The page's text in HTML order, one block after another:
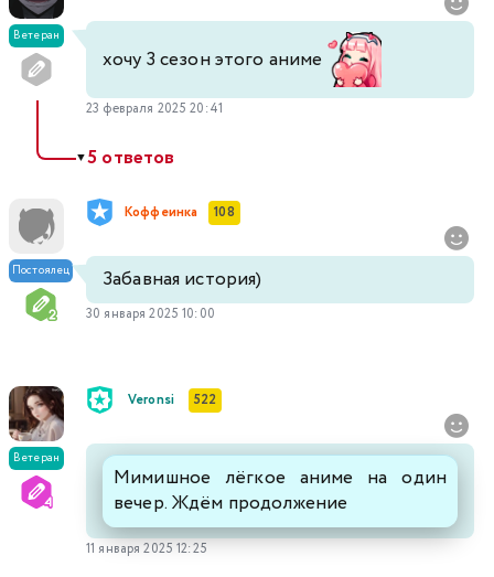
Ветеран
хочу 3 сезон этого аниме
23 февраля 2025 20:41
▼5 ответов
Постоялец
Коффеинка 108
Забавная история)
30 января 2025 10:00
Ветеран
Veronsi 522
Мимишное лёгкое аниме на один
вечер. Ждём продолжение
11 января 2025 12:25